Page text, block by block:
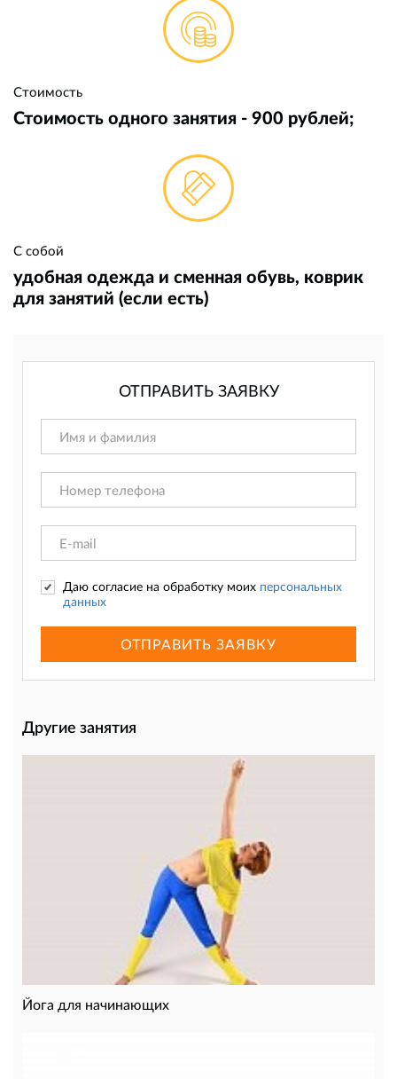
Стоимость
Стоимость одного занятия - 900 рублей;
С собой
удобная одежда и сменная обувь, коврик
для занятий (если есть)
ОТПРАВИТЬ ЗАЯВКУ
Даю согласие на обработку моих персональных
данных
ОТПРАВИТЬ ЗАЯВКУ
Другие занятия
Йога для начинающих